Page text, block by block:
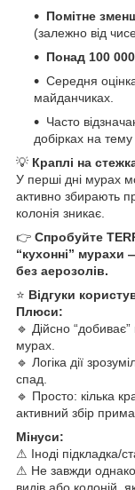
Помітне
(залежно від
Понад 100 000
Середня
майданчиках.
Часто
добірках на
💡 Краплі на
У перші дні мурах
активно збирають
колонія зникає.
👉 Спробуйте
“кухонні” мурахи
без аерозолів.
⭐ Відгуки
Плюси:
🔹 Дійсно
мурах.
🔹 Логіка дії
спад.
🔹 Просто: кілька
активний збір
Мінуси:
⚠ Іноді підкладка/
⚠ Не завжди
видів або колоній,